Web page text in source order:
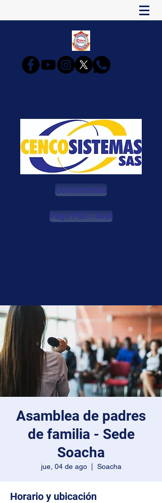
Contáctenos
Pago PSE - Aval
Asamblea de padres
de familia - Sede
Soacha
jue, 04 de ago
  |
Soacha
Horario y ubicación